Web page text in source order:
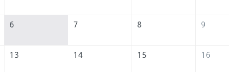
Ecuador
6 7 8 9
13 14 15 16